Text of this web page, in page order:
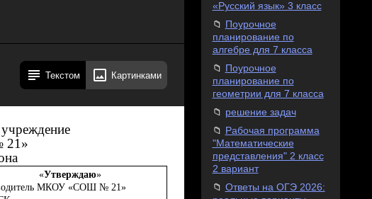
Текстом Картинками
21»
«Утверждаю»
МКОУ «СОШ № 21»
«Русский язык» 3 класс
Поурочное
планирование по
алгебре для 7 класса
Поурочное
планирование по
геометрии для 7 класса
решение задач
Рабочая программа
"Математические
представления" 2 класс
2 вариант
Ответы на ОГЭ 2026: